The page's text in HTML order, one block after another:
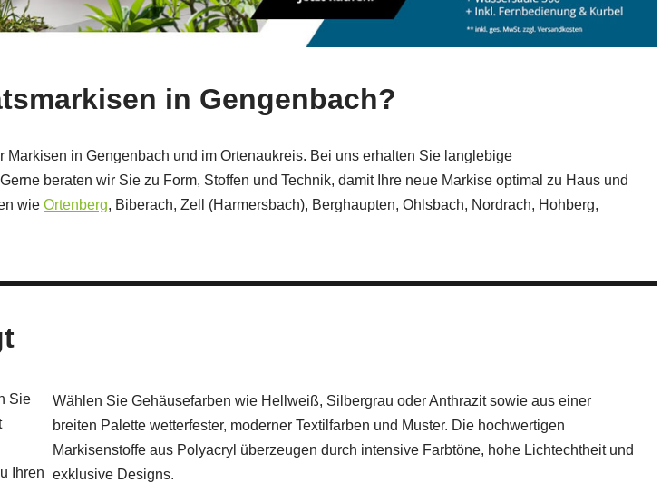
in Gengenbach?
in Gengenbach und im Ortenaukreis. Bei uns erhalten Sie langlebige
beraten wir Sie zu Form, Stoffen und Technik, damit Ihre neue Markise optimal zu Haus und
wie Ortenberg, Biberach, Zell (Harmersbach), Berghaupten, Ohlsbach, Nordrach, Hohberg,
Sie
Ihren
Wählen Sie Gehäusefarben wie Hellweiß, Silbergrau oder Anthrazit sowie aus einer
breiten Palette wetterfester, moderner Textilfarben und Muster. Die hochwertigen
Markisenstoffe aus Polyacryl überzeugen durch intensive Farbtöne, hohe Lichtechtheit und
exklusive Designs.